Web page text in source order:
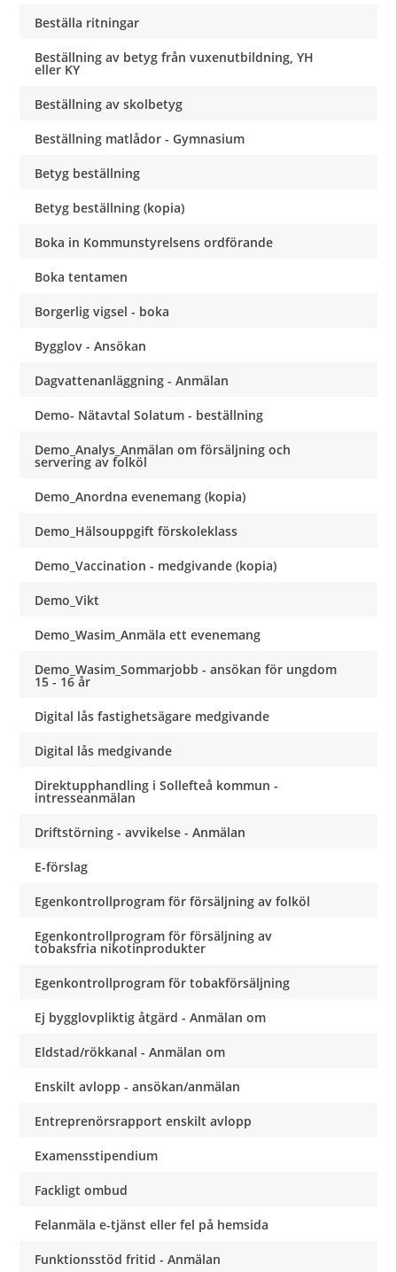
Beställa ritningar
Beställning av betyg från vuxenutbildning, YH
eller KY
Beställning av skolbetyg
Beställning matlådor - Gymnasium
Betyg beställning
Betyg beställning (kopia)
Boka in Kommunstyrelsens ordförande
Boka tentamen
Borgerlig vigsel - boka
Bygglov - Ansökan
Dagvattenanläggning - Anmälan
Demo- Nätavtal Solatum - beställning
Demo_Analys_Anmälan om försäljning och
servering av folköl
Demo_Anordna evenemang (kopia)
Demo_Hälsouppgift förskoleklass
Demo_Vaccination - medgivande (kopia)
Demo_Vikt
Demo_Wasim_Anmäla ett evenemang
Demo_Wasim_Sommarjobb - ansökan för ungdom
15 - 16 år
Digital lås fastighetsägare medgivande
Digital lås medgivande
Direktupphandling i Sollefteå kommun -
intresseanmälan
Driftstörning - avvikelse - Anmälan
E-förslag
Egenkontrollprogram för försäljning av folköl
Egenkontrollprogram för försäljning av
tobaksfria nikotinprodukter
Egenkontrollprogram för tobakförsäljning
Ej bygglovpliktig åtgärd - Anmälan om
Eldstad/rökkanal - Anmälan om
Enskilt avlopp - ansökan/anmälan
Entreprenörsrapport enskilt avlopp
Examensstipendium
Fackligt ombud
Felanmäla e-tjänst eller fel på hemsida
Funktionsstöd fritid - Anmälan